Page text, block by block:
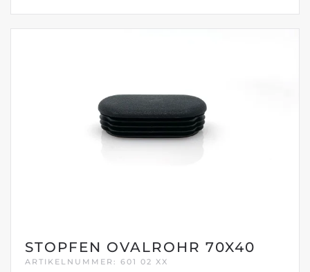
STOPFEN OVALROHR 70X40
ARTIKELNUMMER: 601 02 XX